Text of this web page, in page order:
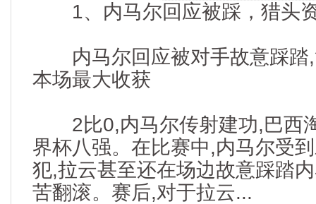
1、内马尔回应被踩，猎头
内马尔回应被对手故意踩踏,
本场最大收获
2比0,内马尔传射建功,巴西
界杯八强。在比赛中,内马尔受
犯,拉云甚至还在场边故意踩踏
苦翻滚。赛后,对于拉云...